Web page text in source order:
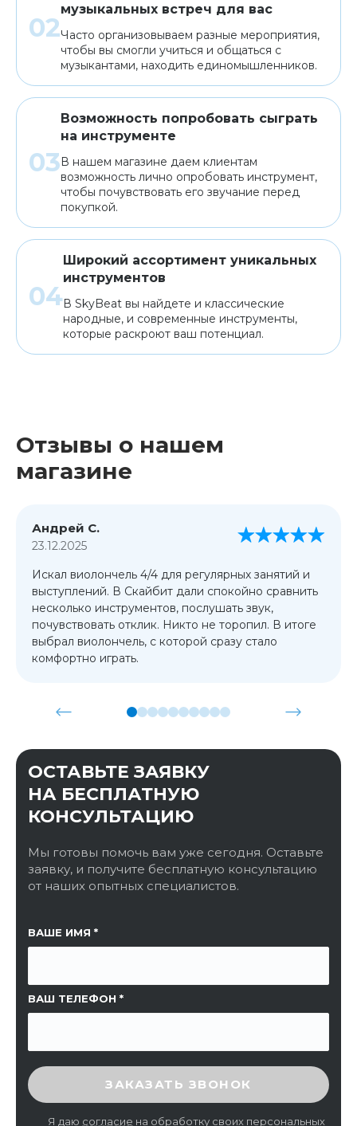
музыкальных встреч для вас
Часто организовываем разные мероприятия,
чтобы вы смогли учиться и общаться с
музыкантами, находить единомышленников.
Возможность попробовать сыграть
на инструменте
В нашем магазине даем клиентам
возможность лично опробовать инструмент,
чтобы почувствовать его звучание перед
покупкой.
Широкий ассортимент уникальных
инструментов
В SkyBeat вы найдете и классические
народные, и современные инструменты,
которые раскроют ваш потенциал.
Отзывы о нашем
магазине
Андрей С.
23.12.2025
Искал виолончель 4/4 для регулярных занятий и
выступлений. В Скайбит дали спокойно сравнить
несколько инструментов, послушать звук,
почувствовать отклик. Никто не торопил. В итоге
выбрал виолончель, с которой сразу стало
комфортно играть.
ОСТАВЬТЕ ЗАЯВКУ
НА БЕСПЛАТНУЮ
КОНСУЛЬТАЦИЮ
Мы готовы помочь вам уже сегодня. Оставьте
заявку, и получите бесплатную консультацию
от наших опытных специалистов.
ВАШЕ ИМЯ
ВАШ ТЕЛЕФОН
ССЫЛКА НА СТРАНИЦУ
ВВЕДИТЕ ПРОВЕРОЧНЫЙ КОД
ЗАКАЗАТЬ ЗВОНОК
Я даю согласие на обработку своих персональных